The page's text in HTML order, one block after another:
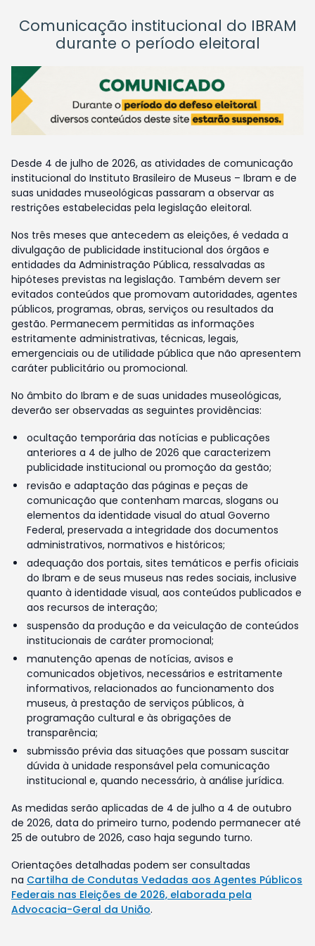
Comunicação institucional do IBRAM
durante o período eleitoral
Desde 4 de julho de 2026, as atividades de comunicação
institucional do Instituto Brasileiro de Museus – Ibram e de
suas unidades museológicas passaram a observar as
restrições estabelecidas pela legislação eleitoral.
Nos três meses que antecedem as eleições, é vedada a
divulgação de publicidade institucional dos órgãos e
entidades da Administração Pública, ressalvadas as
hipóteses previstas na legislação. Também devem ser
evitados conteúdos que promovam autoridades, agentes
públicos, programas, obras, serviços ou resultados da
gestão. Permanecem permitidas as informações
estritamente administrativas, técnicas, legais,
emergenciais ou de utilidade pública que não apresentem
caráter publicitário ou promocional.
No âmbito do Ibram e de suas unidades museológicas,
deverão ser observadas as seguintes providências:
ocultação temporária das notícias e publicações
anteriores a 4 de julho de 2026 que caracterizem
publicidade institucional ou promoção da gestão;
revisão e adaptação das páginas e peças de
comunicação que contenham marcas, slogans ou
elementos da identidade visual do atual Governo
Federal, preservada a integridade dos documentos
administrativos, normativos e históricos;
adequação dos portais, sites temáticos e perfis oficiais
do Ibram e de seus museus nas redes sociais, inclusive
quanto à identidade visual, aos conteúdos publicados e
aos recursos de interação;
suspensão da produção e da veiculação de conteúdos
institucionais de caráter promocional;
manutenção apenas de notícias, avisos e
comunicados objetivos, necessários e estritamente
informativos, relacionados ao funcionamento dos
museus, à prestação de serviços públicos, à
programação cultural e às obrigações de
transparência;
submissão prévia das situações que possam suscitar
dúvida à unidade responsável pela comunicação
institucional e, quando necessário, à análise jurídica.
As medidas serão aplicadas de 4 de julho a 4 de outubro
de 2026, data do primeiro turno, podendo permanecer até
25 de outubro de 2026, caso haja segundo turno.
Orientações detalhadas podem ser consultadas
na Cartilha de Condutas Vedadas aos Agentes Públicos
Federais nas Eleições de 2026, elaborada pela
Advocacia-Geral da União.